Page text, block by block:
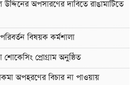
উদ্দিনের অপসারণের দাবিতে রাঙামাটিতে
বিষয়ক কর্মশালা
প্রোগ্রাম অনুষ্ঠিত
অপহরণের বিচার না পাওয়ায়